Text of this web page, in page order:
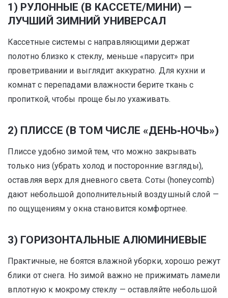
1) РУЛОННЫЕ (В КАССЕТЕ/МИНИ) —
ЛУЧШИЙ ЗИМНИЙ УНИВЕРСАЛ
Кассетные системы с направляющими держат
полотно близко к стеклу, меньше «парусит» при
проветривании и выглядит аккуратно. Для кухни и
комнат с перепадами влажности берите ткань с
пропиткой, чтобы проще было ухаживать.
2) ПЛИССЕ (В ТОМ ЧИСЛЕ «ДЕНЬ‑НОЧЬ»)
Плиссе удобно зимой тем, что можно закрывать
только низ (убрать холод и посторонние взгляды),
оставляя верх для дневного света. Соты (honeycomb)
дают небольшой дополнительный воздушный слой —
по ощущениям у окна становится комфортнее.
3) ГОРИЗОНТАЛЬНЫЕ АЛЮМИНИЕВЫЕ
Практичные, не боятся влажной уборки, хорошо режут
блики от снега. Но зимой важно не прижимать ламели
вплотную к мокрому стеклу — оставляйте небольшой